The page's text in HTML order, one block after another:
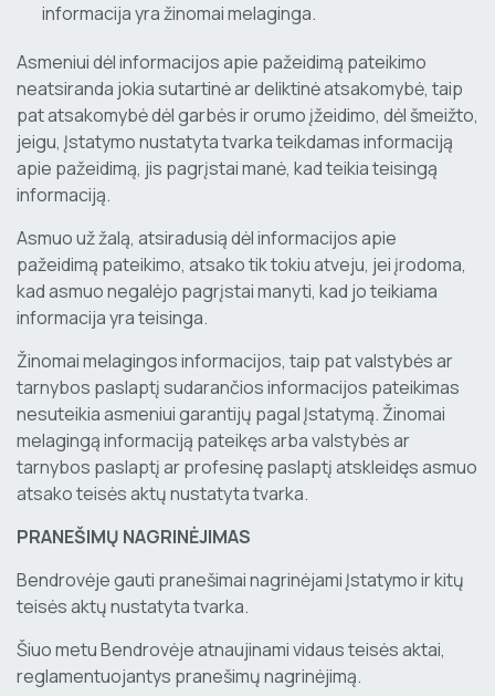
informacija yra žinomai melaginga.
Asmeniui dėl informacijos apie pažeidimą pateikimo
neatsiranda jokia sutartinė ar deliktinė atsakomybė, taip
pat atsakomybė dėl garbės ir orumo įžeidimo, dėl šmeižto,
jeigu, Įstatymo nustatyta tvarka teikdamas informaciją
apie pažeidimą, jis pagrįstai manė, kad teikia teisingą
informaciją.
Asmuo už žalą, atsiradusią dėl informacijos apie
pažeidimą pateikimo, atsako tik tokiu atveju, jei įrodoma,
kad asmuo negalėjo pagrįstai manyti, kad jo teikiama
informacija yra teisinga.
Žinomai melagingos informacijos, taip pat valstybės ar
tarnybos paslaptį sudarančios informacijos pateikimas
nesuteikia asmeniui garantijų pagal Įstatymą. Žinomai
melagingą informaciją pateikęs arba valstybės ar
tarnybos paslaptį ar profesinę paslaptį atskleidęs asmuo
atsako teisės aktų nustatyta tvarka.
PRANEŠIMŲ NAGRINĖJIMAS
Bendrovėje gauti pranešimai nagrinėjami Įstatymo ir kitų
teisės aktų nustatyta tvarka.
Šiuo metu Bendrovėje atnaujinami vidaus teisės aktai,
reglamentuojantys pranešimų nagrinėjimą.